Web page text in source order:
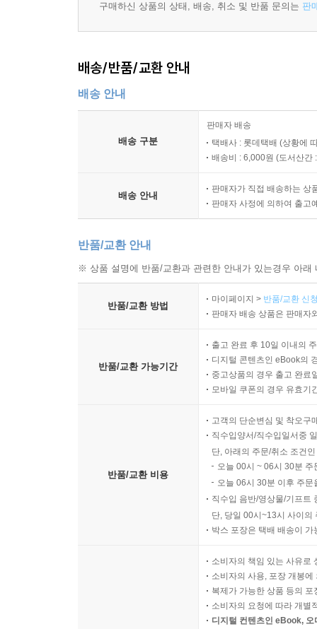
구매하신 상품의 상태, 배송, 취소 및 반품 문의는 판
배송/반품/교환 안내
배송 안내
배송 구분
판매자 배송
택배사 : 롯데택배 (상황에
배송비 : 6,000원 (도서산간
배송 안내
판매자가 직접 배송하는 상
판매자 사정에 의하여 출고
반품/교환 안내
※ 상품 설명에 반품/교환과 관련한 안내가 있는경우 아
반품/교환 방법
마이페이지 > 반품/교환 신
판매자 배송 상품은 판매자
반품/교환 가능기간
출고 완료 후 10일 이내의
디지털 콘텐츠인 eBook의
중고상품의 경우 출고 완료
모바일 쿠폰의 경우 유효기
반품/교환 비용
고객의 단순변심 및 착오구
직수입양서/직수입일서중
단, 아래의 주문/취소 조건
오늘 00시 ~ 06시 30분
오늘 06시 30분 이후 주
직수입 음반/영상물/기프트
단, 당일 00시~13시 사이의
박스 포장은 택배 배송이
소비자의 책임 있는 사유로
소비자의 사용, 포장 개봉
복제가 가능한 상품 등의
소비자의 요청에 따라 개별
디지털 컨텐츠인 eBook,